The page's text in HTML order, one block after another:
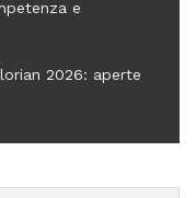
e
2026: aperte